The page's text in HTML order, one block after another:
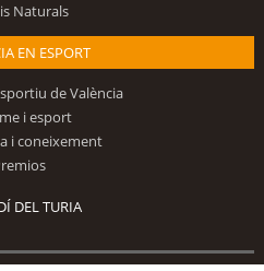
Naturals
EN ESPORT
de València
i esport
i coneixement
DEL TURIA